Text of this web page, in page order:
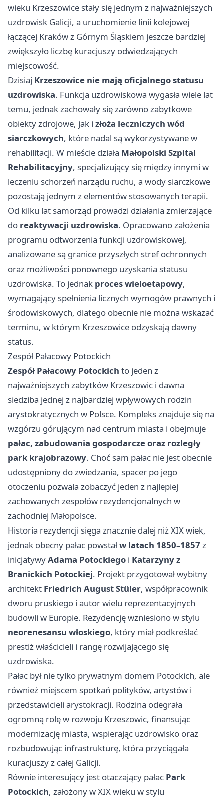
wieku Krzeszowice stały się jednym z najważniejszych
uzdrowisk Galicji, a uruchomienie linii kolejowej
łączącej Kraków z Górnym Śląskiem jeszcze bardziej
zwiększyło liczbę kuracjuszy odwiedzających
miejscowość.
Dzisiaj Krzeszowice nie mają oficjalnego statusu
uzdrowiska. Funkcja uzdrowiskowa wygasła wiele lat
temu, jednak zachowały się zarówno zabytkowe
obiekty zdrojowe, jak i złoża leczniczych wód
siarczkowych, które nadal są wykorzystywane w
rehabilitacji. W mieście działa Małopolski Szpital
Rehabilitacyjny, specjalizujący się między innymi w
leczeniu schorzeń narządu ruchu, a wody siarczkowe
pozostają jednym z elementów stosowanych terapii.
Od kilku lat samorząd prowadzi działania zmierzające
do reaktywacji uzdrowiska. Opracowano założenia
programu odtworzenia funkcji uzdrowiskowej,
analizowane są granice przyszłych stref ochronnych
oraz możliwości ponownego uzyskania statusu
uzdrowiska. To jednak proces wieloetapowy,
wymagający spełnienia licznych wymogów prawnych i
środowiskowych, dlatego obecnie nie można wskazać
terminu, w którym Krzeszowice odzyskają dawny
status.
Zespół Pałacowy Potockich
Zespół Pałacowy Potockich to jeden z
najważniejszych zabytków Krzeszowic i dawna
siedziba jednej z najbardziej wpływowych rodzin
arystokratycznych w Polsce. Kompleks znajduje się na
wzgórzu górującym nad centrum miasta i obejmuje
pałac, zabudowania gospodarcze oraz rozległy
park krajobrazowy. Choć sam pałac nie jest obecnie
udostępniony do zwiedzania, spacer po jego
otoczeniu pozwala zobaczyć jeden z najlepiej
zachowanych zespołów rezydencjonalnych w
zachodniej Małopolsce.
Historia rezydencji sięga znacznie dalej niż XIX wiek,
jednak obecny pałac powstałw latach 1850–1857 z
inicjatywyAdama Potockiego i Katarzyny z
Branickich Potockiej. Projekt przygotował wybitny
architekt Friedrich August Stüler, współpracownik
dworu pruskiego i autor wielu reprezentacyjnych
budowli w Europie. Rezydencję wzniesiono w stylu
neorenesansu włoskiego, który miał podkreślać
prestiż właścicieli i rangę rozwijającego się
uzdrowiska.
Pałac był nie tylko prywatnym domem Potockich, ale
również miejscem spotkań polityków, artystów i
przedstawicieli arystokracji. Rodzina odegrała
ogromną rolę w rozwoju Krzeszowic, finansując
modernizację miasta, wspierając uzdrowisko oraz
rozbudowując infrastrukturę, która przyciągała
kuracjuszy z całej Galicji.
Równie interesujący jest otaczający pałac Park
Potockich, założony w XIX wieku w stylu